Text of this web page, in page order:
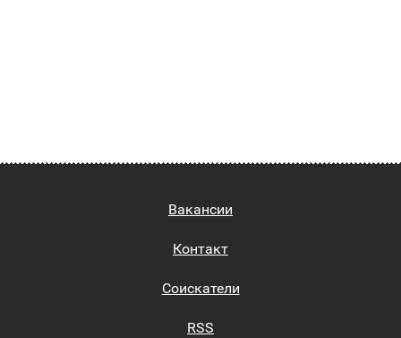
Вакансии
Контакт
Соискатели
RSS